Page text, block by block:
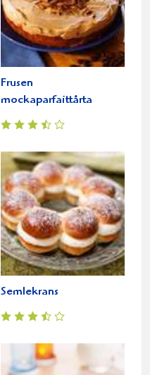
Frusen
mockaparfaittårta
Semlekrans